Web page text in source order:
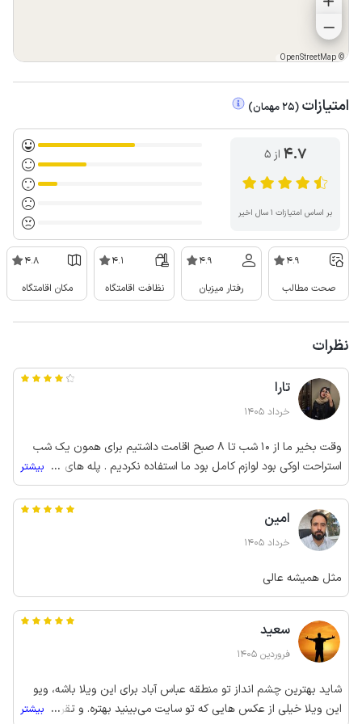
©
OpenStreetMap
امتیازات (
25مهمان)
4.7 از ۵
بر اساس امتیازات ۱ سال اخیر
4.9
صحت مطالب
4.9
رفتار میزبان
4.1
نظافت اقامتگاه
4.8
مکان اقامتگاه
نظرات
تارا
خرداد 1405
وقت بخیر ما از 10 شب تا 8 صبح اقامت داشتیم برای همون یک شب
استراحت اوکی بود لوازم کامل بود ما استفاده نکردیم . پله های
واحدزیاده . به نظرم از نظر قیمت واقعا باید یکم منصفانه تر قیمت
گذاری کنند پیشنهادمیشه
... بیشتر
امین
خرداد 1405
مثل همیشه عالی
سعید
فروردین 1405
شاید بهترین چشم انداز تو منطقه عباس آباد برای این ویلا باشه، ویو
این ویلا خیلی از عکس هایی که تو سایت می‌بینید بهتره. و تقریبا از هر
... بیشتر